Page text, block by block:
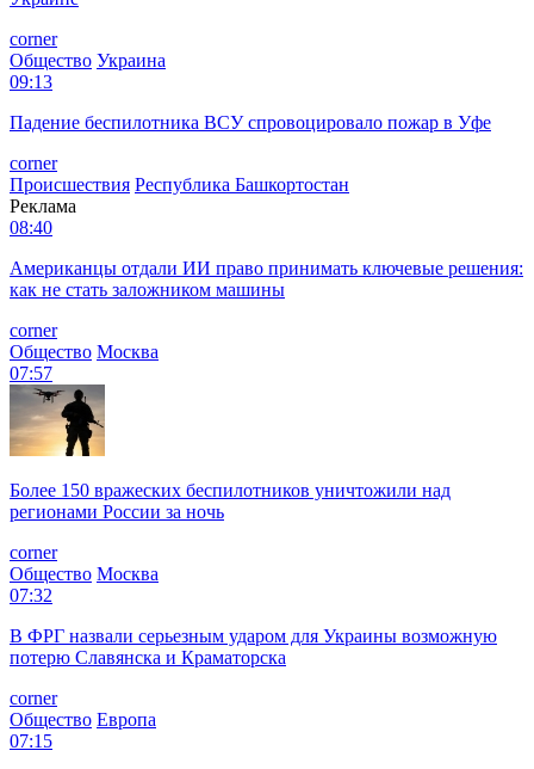
corner
Общество Украина
09:13
Падение беспилотника ВСУ спровоцировало пожар в Уфе
corner
Происшествия Республика Башкортостан
Реклама
08:40
Американцы отдали ИИ право принимать ключевые решения:
как не стать заложником машины
corner
Общество Москва
07:57
Более 150 вражеских беспилотников уничтожили над
регионами России за ночь
corner
Общество Москва
07:32
В ФРГ назвали серьезным ударом для Украины возможную
потерю Славянска и Краматорска
corner
Общество Европа
07:15